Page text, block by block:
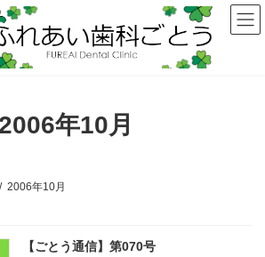
2006年10月
2006年10月
【ごとう通信】第070号